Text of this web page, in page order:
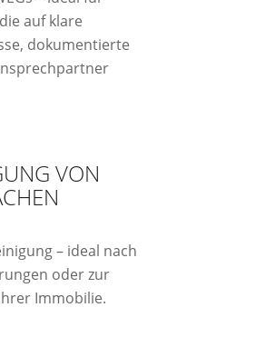
auf klare
dokumentierte
VON
– ideal nach
oder zur
Immobilie.